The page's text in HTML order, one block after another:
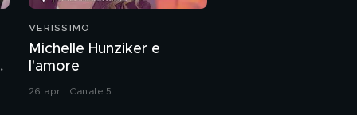
VERISSIMO
Michelle Hunziker e
l'amore
26 apr | Canale 5